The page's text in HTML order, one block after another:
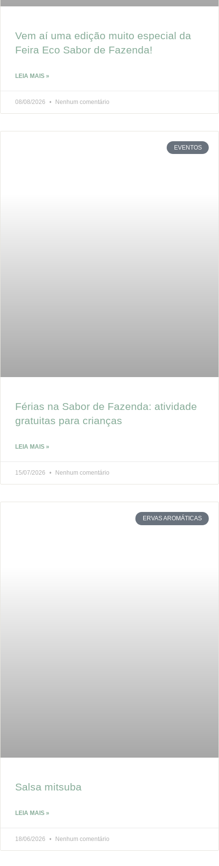
Vem aí uma edição muito especial da
Feira Eco Sabor de Fazenda!
LEIA MAIS »
08/08/2026 Nenhum comentário
EVENTOS
Férias na Sabor de Fazenda: atividade
gratuitas para crianças
LEIA MAIS »
15/07/2026 Nenhum comentário
ERVAS AROMÁTICAS
Salsa mitsuba
LEIA MAIS »
18/06/2026 Nenhum comentário